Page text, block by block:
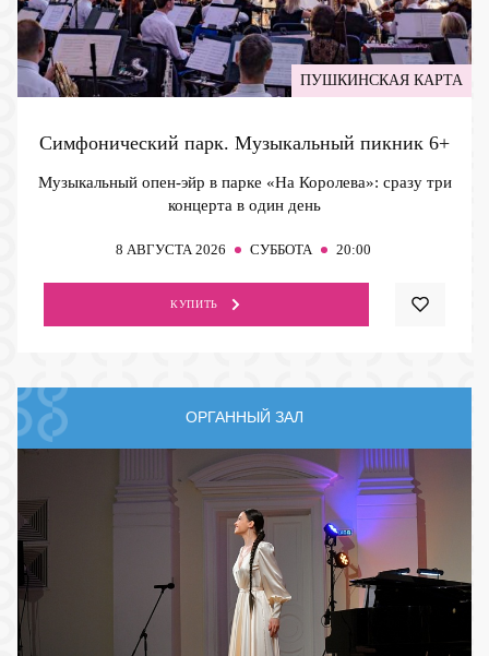
ПУШКИНСКАЯ КАРТА
Симфонический парк. Музыкальный пикник 6+
Музыкальный опен-эйр в парке «На Королева»: сразу три
концерта в один день
8 АВГУСТА 2026 СУББОТА 20:00
КУПИТЬ
ОРГАННЫЙ ЗАЛ